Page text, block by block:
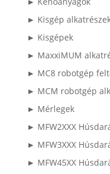
► Kisgép
► Kisgépek
► MaxxiMUM
► MC8 robotgép
► MCM robotgép
► Mérlegek
► MFW2XXX
► MFW3XXX
► MFW45XX